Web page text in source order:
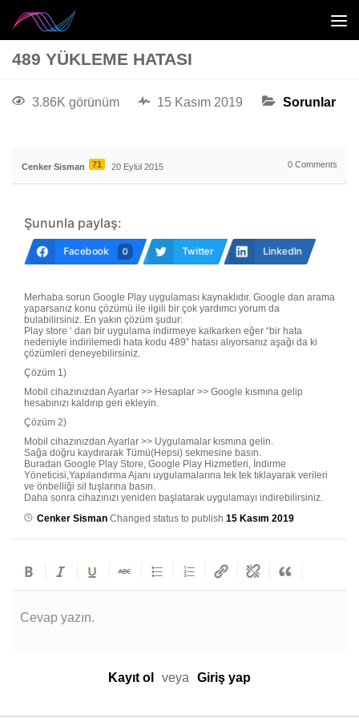
489 YÜKLEME HATASI
3.86K görünüm 15 Kasım 2019 Sorunlar
Cenker Sisman 71 20 Eylül 2015 0 Comments
Şununla paylaş:
Facebook 0 Twitter LinkedIn
Merhaba sorun Google Play uygulaması kaynaklıdır. Google dan arama
yaparsanız konu çözümü ile ilgili bir çok yardımcı yorum da
bulabilirsiniz. En yakın çözüm şudur:
Play store ‘ dan bir uygulama indirmeye kalkarken eğer “bir hata
nedeniyle indirilemedi hata kodu 489” hatası alıyorsanız aşağı da ki
çözümleri deneyebilirsiniz.
Çözüm 1)
Mobil cihazınızdan Ayarlar >> Hesaplar >> Google kısmına gelip
hesabınızı kaldırıp geri ekleyin.
Çözüm 2)
Mobil cihazınızdan Ayarlar >> Uygulamalar kısmına gelin.
Sağa doğru kaydırarak Tümü(Hepsi) sekmesine basın.
Buradan Google Play Store, Google Play Hizmetleri, İndirme
Yöneticisi,Yapılandırma Ajanı uygulamalarına tek tek tıklayarak verileri
ve önbelliği sil tuşlarına basın.
Daha sonra cihazınızı yeniden başlatarak uygulamayı indirebilirsiniz.
Cenker Sisman Changed status to publish 15 Kasım 2019
Cevap yazın.
Kayıt ol veya Giriş yap